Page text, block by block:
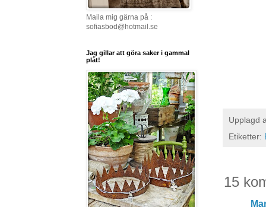
Upplagd
Etiketter:
15
Maila mig gärna på :
sofiasbod@hotmail.se
Jag gillar att göra saker i gammal
plåt!